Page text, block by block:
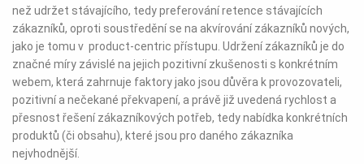
než udržet stávajícího, tedy preferování retence stávajících
zákazníků, oproti soustředění se na akvírování zákazníků nových,
jako je tomu v product-centric přístupu. Udržení zákazníků je do
značné míry závislé na jejich pozitivní zkušenosti s konkrétním
webem, která zahrnuje faktory jako jsou důvěra k provozovateli,
pozitivní a nečekané překvapení, a právě již uvedená rychlost a
přesnost řešení zákazníkových potřeb, tedy nabídka konkrétních
produktů (či obsahu), které jsou pro daného zákazníka
nejvhodnější.